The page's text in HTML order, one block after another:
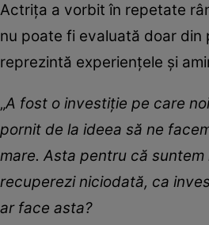
Actrița a vorbit în repetate
nu poate fi evaluată doar din
reprezintă experiențele și
„A fost o investiție pe care
pornit de la ideea să ne
mare. Asta pentru că
recuperezi niciodată, ca
ar face asta?